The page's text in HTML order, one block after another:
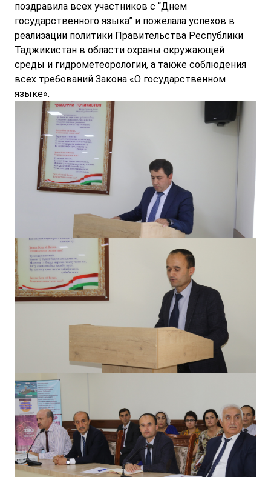
поздравила всех участников с “Днем
государственного языка” и пожелала успехов в
реализации политики Правительства Республики
Таджикистан в области охраны окружающей
среды и гидрометеорологии, а также соблюдения
всех требований Закона «О государственном
языке».